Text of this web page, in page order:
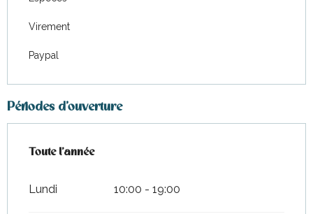
Virement
Paypal
Périodes d'ouverture
Toute l'année
Toute l'année
Lundi 10:00 - 19:00